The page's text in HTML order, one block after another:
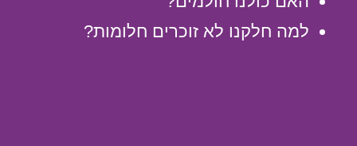
למה חלקנו לא זוכרים חלומות?